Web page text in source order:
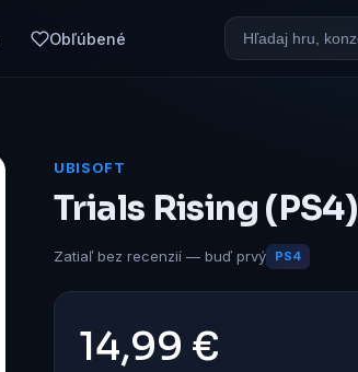
Obľúbené
UBISOFT
Trials Rising (PS4)
Zatiaľ bez recenzií — buď prvý PS4
14,99 €